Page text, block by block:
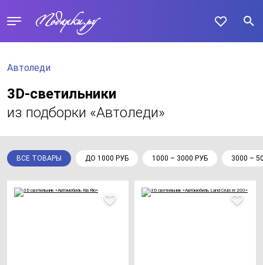
Автоледи
3D-светильники
из подборки «Автоледи»
ВСЕ ТОВАРЫ ДО 1000 РУБ 1000 – 3000 РУБ 3000 –